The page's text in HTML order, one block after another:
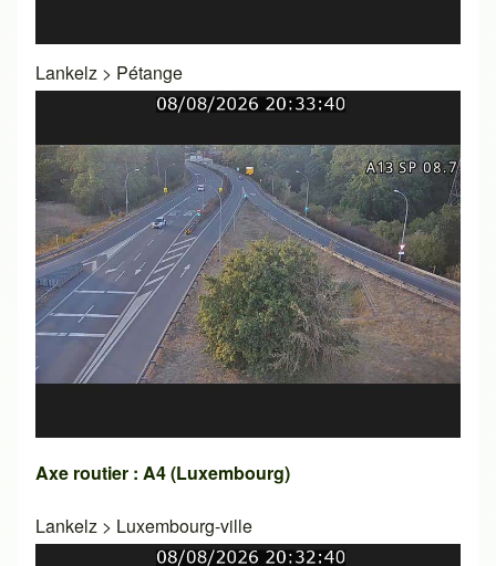
Lankelz > Pétange
Axe routier : A4 (Luxembourg)
Lankelz > Luxembourg-ville